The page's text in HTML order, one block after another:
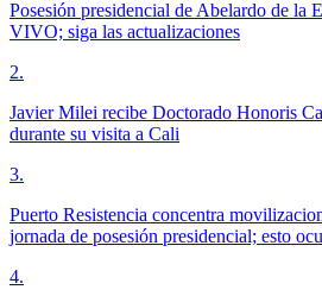
Posesión presidencial de Abelardo de la
VIVO; siga las actualizaciones
2.
Javier Milei recibe Doctorado Honoris
durante su visita a Cali
3.
Puerto Resistencia concentra
jornada de posesión presidencial; esto
4.